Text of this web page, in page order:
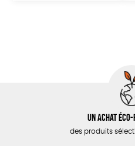
Un achat
des produits